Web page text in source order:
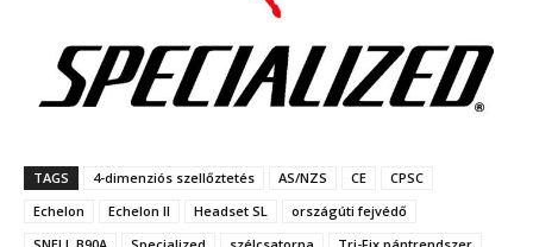
TAGS 4-dimenziós szellőztetés AS/NZS CE
CPSC
Echelon
Echelon II Headset SL
országúti fejvédő